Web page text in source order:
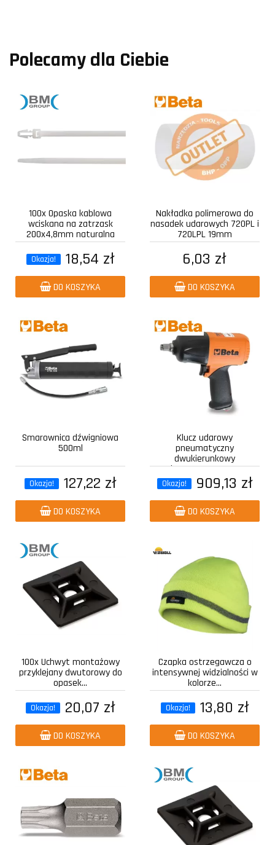
Polecamy dla Ciebie
100x Opaska kablowa
wciskana na zatrzask
200x4,8mm naturalna
Okazja! 18,54 zł
DO KOSZYKA
Nakładka polimerowa do
nasadek udarowych 720PL i
720LPL 19mm
6,03 zł
DO KOSZYKA
Smarownica dźwigniowa
500ml
Okazja! 127,22 zł
DO KOSZYKA
Klucz udarowy
pneumatyczny
dwukierunkowy
kompozytowy z...
Okazja! 909,13 zł
DO KOSZYKA
100x Uchwyt montażowy
przyklejany dwutorowy do
opasek...
Okazja! 20,07 zł
DO KOSZYKA
Czapka ostrzegawcza o
intensywnej widzialności w
kolorze...
Okazja! 13,80 zł
DO KOSZYKA